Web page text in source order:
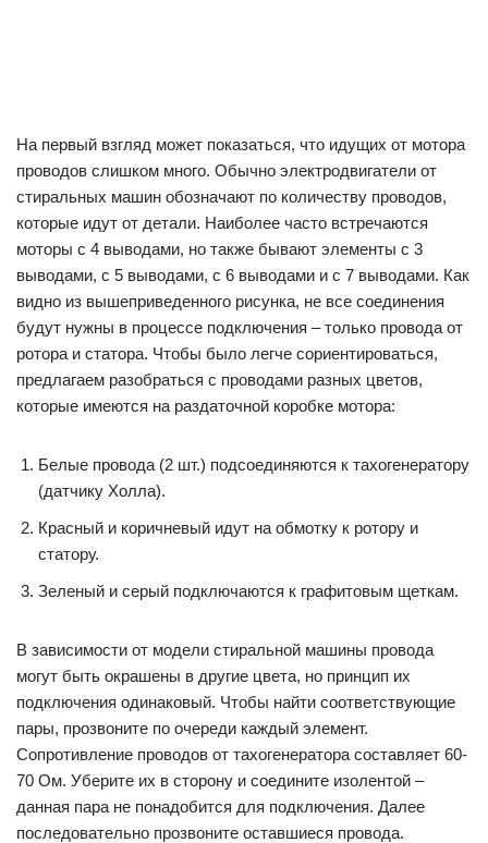
На первый взгляд может показаться, что идущих от мотора
проводов слишком много. Обычно электродвигатели от
стиральных машин обозначают по количеству проводов,
которые идут от детали. Наиболее часто встречаются
моторы с 4 выводами, но также бывают элементы с 3
выводами, с 5 выводами, с 6 выводами и с 7 выводами. Как
видно из вышеприведенного рисунка, не все соединения
будут нужны в процессе подключения – только провода от
ротора и статора. Чтобы было легче сориентироваться,
предлагаем разобраться с проводами разных цветов,
которые имеются на раздаточной коробке мотора:
Белые провода (2 шт.) подсоединяются к тахогенератору
(датчику Холла).
Красный и коричневый идут на обмотку к ротору и
статору.
Зеленый и серый подключаются к графитовым щеткам.
В зависимости от модели стиральной машины провода
могут быть окрашены в другие цвета, но принцип их
подключения одинаковый. Чтобы найти соответствующие
пары, прозвоните по очереди каждый элемент.
Сопротивление проводов от тахогенератора составляет 60-
70 Ом. Уберите их в сторону и соедините изолентой –
данная пара не понадобится для подключения. Далее
последовательно прозвоните оставшиеся провода.